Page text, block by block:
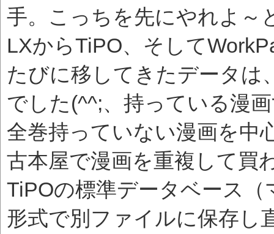
手。こっちを先にやれよ～
LXからTiPO、そして
たびに移してきたデータは
でした(^^;、持っている漫
全巻持っていない漫画を中
古本屋で漫画を重複して買
TiPOの標準データベース
形式で別ファイルに保存し